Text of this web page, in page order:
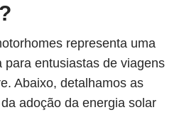
representa uma
para entusiastas de viagens
Abaixo, detalhamos as
da adoção da energia solar